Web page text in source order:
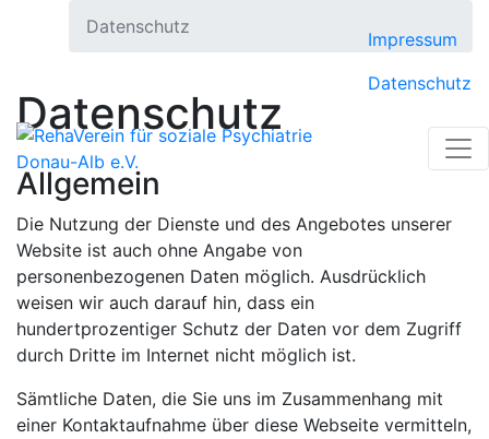
Impressum
Datenschutz
Datenschutz
Datenschutz
Allgemein
Die Nutzung der Dienste und des Angebotes unserer
Website ist auch ohne Angabe von
personenbezogenen Daten möglich. Ausdrücklich
weisen wir auch darauf hin, dass ein
hundertprozentiger Schutz der Daten vor dem Zugriff
durch Dritte im Internet nicht möglich ist.
Sämtliche Daten, die Sie uns im Zusammenhang mit
einer Kontaktaufnahme über diese Webseite vermitteln,